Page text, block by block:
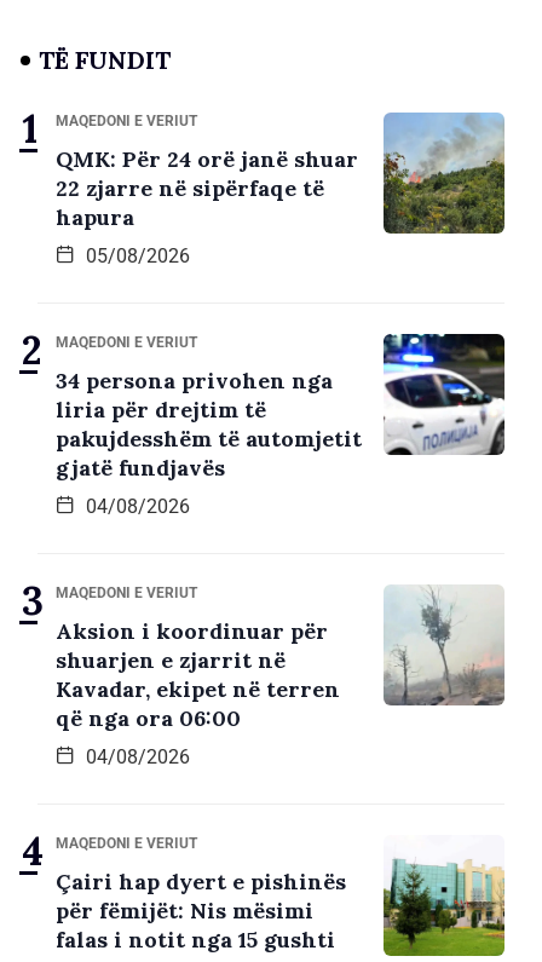
TË FUNDIT
MAQEDONI E VERIUT
QMK: Për 24 orë janë shuar
22 zjarre në sipërfaqe të
hapura
05/08/2026
MAQEDONI E VERIUT
34 persona privohen nga
liria për drejtim të
pakujdesshëm të automjetit
gjatë fundjavës
04/08/2026
MAQEDONI E VERIUT
Aksion i koordinuar për
shuarjen e zjarrit në
Kavadar, ekipet në terren
që nga ora 06:00
04/08/2026
MAQEDONI E VERIUT
Çairi hap dyert e pishinës
për fëmijët: Nis mësimi
falas i notit nga 15 gushti